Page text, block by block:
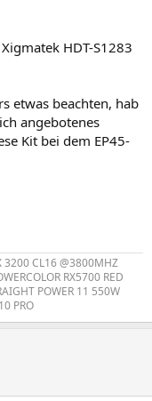
HDT-S1283
etwas beachten, hab
angebotenes
Kit bei dem EP45-
3200 CL16 @3800MHZ
RX5700 RED
POWER 11 550W
PRO